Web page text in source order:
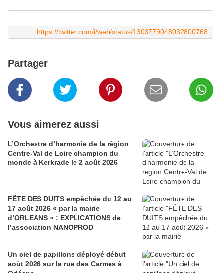
https://twitter.com/i/web/status/1303779048032800768
Partager
Vous aimerez aussi
L’Orchestre d’harmonie de la région
Centre-Val de Loire champion du
monde à Kerkrade le 2 août 2026
FÊTE DES DUITS empêchée du 12 au
17 août 2026 « par la mairie
d’ORLEANS » : EXPLICATIONS de
l’association NANOPROD
Un ciel de papillons déployé début
août 2026 sur la rue des Carmes à